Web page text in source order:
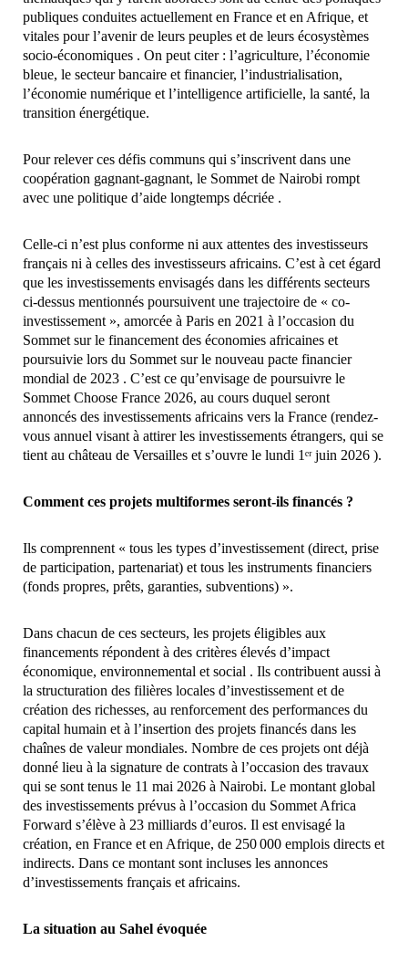
publiques conduites actuellement en France et en Afrique, et
vitales pour l’avenir de leurs peuples et de leurs écosystèmes
socio-économiques . On peut citer : l’agriculture, l’économie
bleue, le secteur bancaire et financier, l’industrialisation,
l’économie numérique et l’intelligence artificielle, la santé, la
transition énergétique.
Pour relever ces défis communs qui s’inscrivent dans une
coopération gagnant-gagnant, le Sommet de Nairobi rompt
avec une politique d’aide longtemps décriée .
Celle-ci n’est plus conforme ni aux attentes des investisseurs
français ni à celles des investisseurs africains. C’est à cet égard
que les investissements envisagés dans les différents secteurs
ci-dessus mentionnés poursuivent une trajectoire de « co-
investissement », amorcée à Paris en 2021 à l’occasion du
Sommet sur le financement des économies africaines et
poursuivie lors du Sommet sur le nouveau pacte financier
mondial de 2023 . C’est ce qu’envisage de poursuivre le
Sommet Choose France 2026, au cours duquel seront
annoncés des investissements africains vers la France (rendez-
vous annuel visant à attirer les investissements étrangers, qui se
tient au château de Versailles et s’ouvre le lundi 1ᵉʳ juin 2026 ).
Comment ces projets multiformes seront-ils financés ?
Ils comprennent « tous les types d’investissement (direct, prise
de participation, partenariat) et tous les instruments financiers
(fonds propres, prêts, garanties, subventions) ».
Dans chacun de ces secteurs, les projets éligibles aux
financements répondent à des critères élevés d’impact
économique, environnemental et social . Ils contribuent aussi à
la structuration des filières locales d’investissement et de
création des richesses, au renforcement des performances du
capital humain et à l’insertion des projets financés dans les
chaînes de valeur mondiales. Nombre de ces projets ont déjà
donné lieu à la signature de contrats à l’occasion des travaux
qui se sont tenus le 11 mai 2026 à Nairobi. Le montant global
des investissements prévus à l’occasion du Sommet Africa
Forward s’élève à 23 milliards d’euros. Il est envisagé la
création, en France et en Afrique, de 250 000 emplois directs et
indirects. Dans ce montant sont incluses les annonces
d’investissements français et africains.
La situation au Sahel évoquée